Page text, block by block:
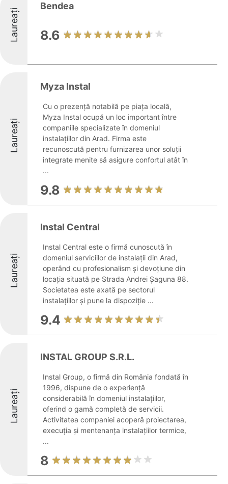
Laureați
Bendea
8.6
Laureați
Myza Instal
Cu o prezență notabilă pe piața locală,
Myza Instal ocupă un loc important între
companiile specializate în domeniul
instalațiilor din Arad. Firma este
recunoscută pentru furnizarea unor soluții
integrate menite să asigure confortul atât în
...
9.8
Laureați
Instal Central
Instal Central este o firmă cunoscută în
domeniul serviciilor de instalații din Arad,
operând cu profesionalism și devoțiune din
locația situată pe Strada Andrei Șaguna 88.
Societatea este axată pe sectorul
instalațiilor și pune la dispoziție ...
9.4
Laureați
INSTAL GROUP S.R.L.
Instal Group, o firmă din România fondată în
1996, dispune de o experiență
considerabilă în domeniul instalațiilor,
oferind o gamă completă de servicii.
Activitatea companiei acoperă proiectarea,
execuția și mentenanța instalațiilor termice,
...
8